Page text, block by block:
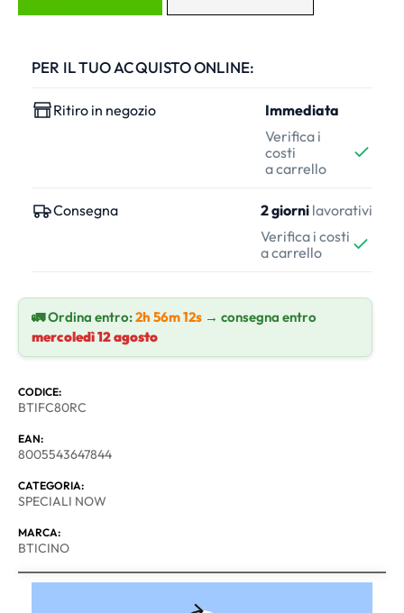
PER IL TUO ACQUISTO ONLINE:
Ritiro in negozio
Immediata
Verifica i
costi
a carrello
Consegna 2 giorni lavorativi
Verifica i costi
a carrello
🚛 Ordina entro:2h 56m 12s → consegna entro
mercoledì 12 agosto
CODICE:
BTIFC80RC
EAN:
8005543647844
CATEGORIA:
SPECIALI NOW
MARCA:
BTICINO